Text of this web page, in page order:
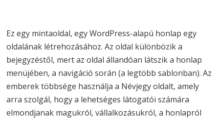
Ez egy mintaoldal, egy WordPress-alapú honlap egy
oldalának létrehozásához. Az oldal különbözik a
bejegyzéstől, mert az oldal állandóan látszik a honlap
menüjében, a navigáció során (a legtöbb sablonban). Az
emberek többsége használja a Névjegy oldalt, amely
arra szolgál, hogy a lehetséges látogatói számára
elmondjanak magukról, vállalkozásukról, a honlapról